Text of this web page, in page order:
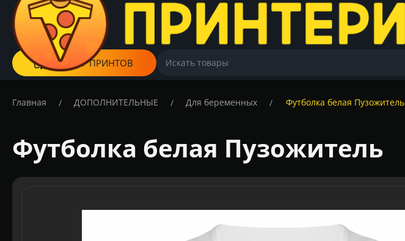
КАТАЛОГ ПРИНТОВ
Главная / ДОПОЛНИТЕЛЬНЫЕ / Для беременных / Футболка белая Пузожитель
Футболка белая Пузожитель